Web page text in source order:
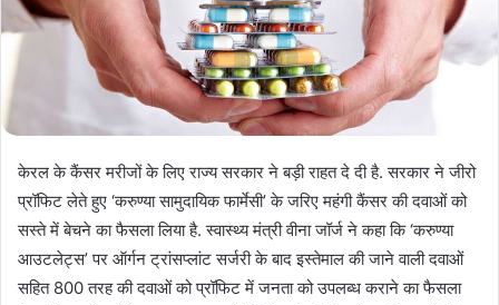
केरल के कैंसर मरीजों के लिए राज्य सरकार ने बड़ी राहत दे दी है. सरकार ने जीरो
प्रॉफिट लेते हुए ‘करुण्या सामुदायिक फार्मेसी’ के जरिए महंगी कैंसर की दवाओं को
सस्ते में बेचने का फैसला लिया है. स्वास्थ्य मंत्री वीना जॉर्ज ने कहा कि ‘करुण्या
आउटलेट्स’ पर ऑर्गन ट्रांसप्लांट सर्जरी के बाद इस्तेमाल की जाने वाली दवाओं
सहित 800 तरह की दवाओं को प्रॉफिट में जनता को उपलब्ध कराने का फैसला